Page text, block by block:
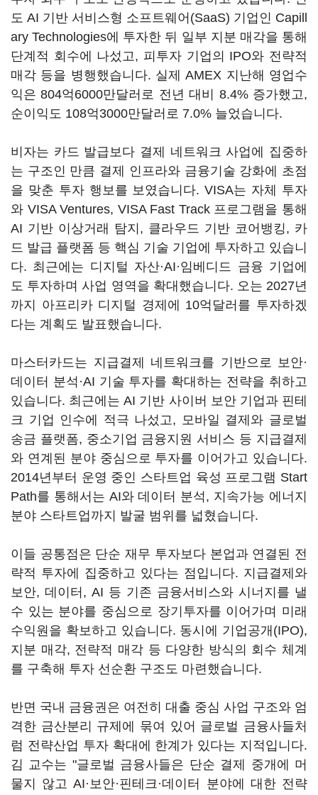
도 AI 기반 서비스형 소프트웨어(SaaS) 기업인 Capill
ary Technologies에 투자한 뒤 일부 지분 매각을 통해
단계적 회수에 나섰고, 피투자 기업의 IPO와 전략적
매각 등을 병행했습니다. 실제 AMEX 지난해 영업수
익은 804억6000만달러로 전년 대비 8.4% 증가했고,
순이익도 108억3000만달러로 7.0% 늘었습니다.
비자는 카드 발급보다 결제 네트워크 사업에 집중하
는 구조인 만큼 결제 인프라와 금융기술 강화에 초점
을 맞춘 투자 행보를 보였습니다. VISA는 자체 투자
와 VISA Ventures, VISA Fast Track 프로그램을 통해
AI 기반 이상거래 탐지, 클라우드 기반 코어뱅킹, 카
드 발급 플랫폼 등 핵심 기술 기업에 투자하고 있습니
다. 최근에는 디지털 자산·AI·임베디드 금융 기업에
도 투자하며 사업 영역을 확대했습니다. 오는 2027년
까지 아프리카 디지털 경제에 10억달러를 투자하겠
다는 계획도 발표했습니다.
마스터카드는 지급결제 네트워크를 기반으로 보안·
데이터 분석·AI 기술 투자를 확대하는 전략을 취하고
있습니다. 최근에는 AI 기반 사이버 보안 기업과 핀테
크 기업 인수에 적극 나섰고, 모바일 결제와 글로벌
송금 플랫폼, 중소기업 금융지원 서비스 등 지급결제
와 연계된 분야 중심으로 투자를 이어가고 있습니다.
2014년부터 운영 중인 스타트업 육성 프로그램 Start
Path를 통해서는 AI와 데이터 분석, 지속가능 에너지
분야 스타트업까지 발굴 범위를 넓혔습니다.
이들 공통점은 단순 재무 투자보다 본업과 연결된 전
략적 투자에 집중하고 있다는 점입니다. 지급결제와
보안, 데이터, AI 등 기존 금융서비스와 시너지를 낼
수 있는 분야를 중심으로 장기투자를 이어가며 미래
수익원을 확보하고 있습니다. 동시에 기업공개(IPO),
지분 매각, 전략적 매각 등 다양한 방식의 회수 체계
를 구축해 투자 선순환 구조도 마련했습니다.
반면 국내 금융권은 여전히 대출 중심 사업 구조와 엄
격한 금산분리 규제에 묶여 있어 글로벌 금융사들처
럼 전략산업 투자 확대에 한계가 있다는 지적입니다.
김 교수는 "글로벌 금융사들은 단순 결제 중개에 머
물지 않고 AI·보안·핀테크·데이터 분야에 대한 전략